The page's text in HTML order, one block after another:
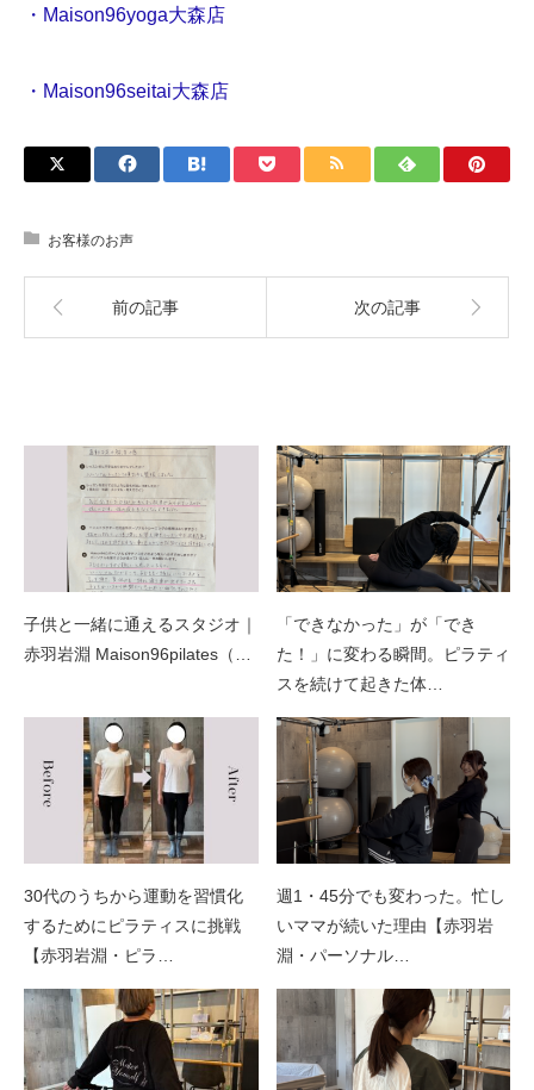
・Maison96yoga大森店
・Maison96seitai大森店
お客様のお声
前の記事 次の記事
子供と一緒に通えるスタジオ｜
赤羽岩淵 Maison96pilates（…
「できなかった」が「でき
た！」に変わる瞬間。ピラティ
スを続けて起きた体…
30代のうちから運動を習慣化
するためにピラティスに挑戦
【赤羽岩淵・ピラ…
週1・45分でも変わった。忙し
いママが続いた理由【赤羽岩
淵・パーソナル…